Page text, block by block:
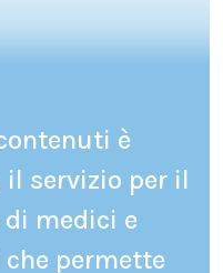
è
il servizio per il
medici e
permette